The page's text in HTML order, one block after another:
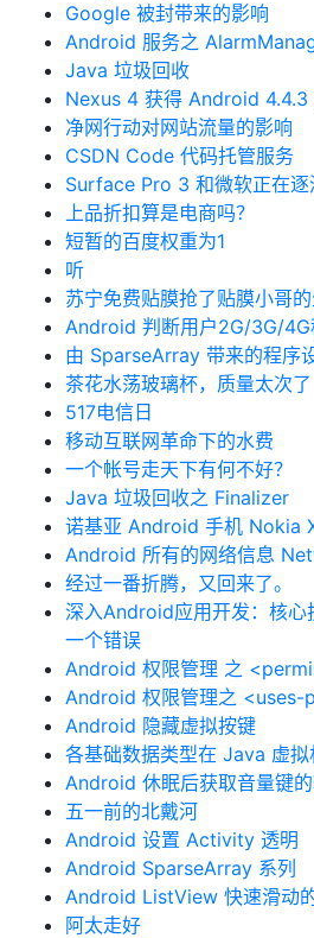
Google 被封带来的影响
Android 服务之
Java 垃圾回收
Nexus 4 获得 Android 4.4.3
净网行动对网站流量的影响
CSDN Code 代码托管服务
Surface Pro 3 和微软正在逐
上品折扣算是电商吗？
短暂的百度权重为1
听
苏宁免费贴膜抢了贴膜小哥
Android 判断用户2G/3G/4G
由 SparseArray 带来的程序
茶花水荡玻璃杯，质量太次了
517电信日
移动互联网革命下的水费
一个帐号走天下有何不好？
Java 垃圾回收之 Finalizer
诺基亚 Android 手机 Nokia
Android 所有的网络信息
经过一番折腾，又回来了。
深入Android应用开发：核心
一个错误
Android 权限管理 之
Android 权限管理之 <uses-
Android 隐藏虚拟按键
各基础数据类型在 Java 虚拟
Android 休眠后获取音量键
五一前的北戴河
Android 设置 Activity 透明
Android SparseArray 系列
Android ListView 快速滑动
阿太走好